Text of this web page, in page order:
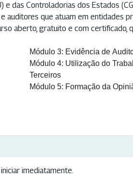
das Controladorias dos Estados
e auditores que atuam em
aberto, gratuito e com certificado,
Módulo 3: Evidência de
Módulo 4: Utilização do
Terceiros
Módulo 5: Formação da
imediatamente.